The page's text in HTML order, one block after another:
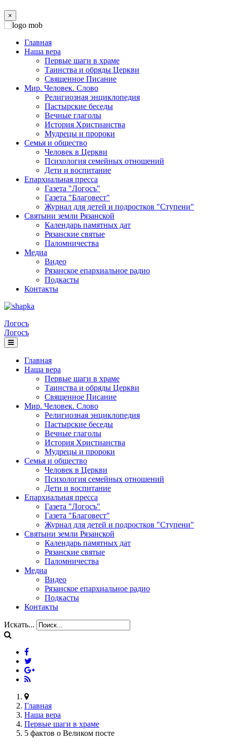
×
Главная
Наша вера
Первые шаги в храме
Таинства и обряды Церкви
Священное Писание
Мир. Человек. Слово
Религиозная энциклопедия
Пастырские беседы
Вечные глаголы
История Христианства
Мудрецы и пророки
Семья и общество
Человек в Церкви
Психология семейных отношений
Дети и воспитание
Епархиальная пресса
Газета "Логосъ"
Газета "Благовест"
Журнал для детей и подростков "Ступени"
Святыни земли Рязанской
Календарь памятных дат
Рязанские святые
Паломничества
Медиа
Видео
Рязанское епархиальное радио
Подкасты
Контакты
Логосъ
Логосъ
Главная
Наша вера
Первые шаги в храме
Таинства и обряды Церкви
Священное Писание
Мир. Человек. Слово
Религиозная энциклопедия
Пастырские беседы
Вечные глаголы
История Христианства
Мудрецы и пророки
Семья и общество
Человек в Церкви
Психология семейных отношений
Дети и воспитание
Епархиальная пресса
Газета "Логосъ"
Газета "Благовест"
Журнал для детей и подростков "Ступени"
Святыни земли Рязанской
Календарь памятных дат
Рязанские святые
Паломничества
Медиа
Видео
Рязанское епархиальное радио
Подкасты
Контакты
Искать...
Главная
Наша вера
Первые шаги в храме
5 фактов о Великом посте